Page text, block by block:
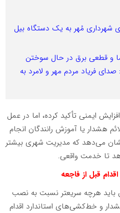
شهرداری مُهر به یک دستگاه بیل
و قطعی برق در حال سوختن
فریاد مردم مهر و لامرد به
ایمنی تأکید کرده، اما در عمل
هشدار یا آموزش رانندگان انجام
می‌دهد که مدیریت شهری بیشتر
تا خدمت واقعی.
باید هرچه سریعتر نسبت به نصب
و خط‌کشی‌های استاندارد اقدام